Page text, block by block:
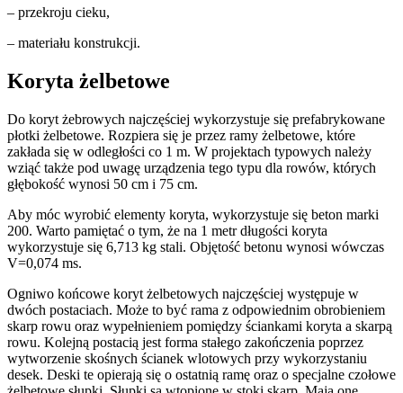
– przekroju cieku,
– materiału konstrukcji.
Koryta żelbetowe
Do koryt żebrowych najczęściej wykorzystuje się prefabrykowane
płotki żelbetowe. Rozpiera się je przez ramy żelbetowe, które
zakłada się w odległości co 1 m. W projektach typowych należy
wziąć także pod uwagę urządzenia tego typu dla rowów, których
głębokość wynosi 50 cm i 75 cm.
Aby móc wyrobić elementy koryta, wykorzystuje się beton marki
200. Warto pamiętać o tym, że na 1 metr długości koryta
wykorzystuje się 6,713 kg stali. Objętość betonu wynosi wówczas
V=0,074 ms.
Ogniwo końcowe koryt żelbetowych najczęściej występuje w
dwóch postaciach. Może to być rama z odpowiednim obrobieniem
skarp rowu oraz wypełnieniem pomiędzy ściankami koryta a skarpą
rowu. Kolejną postacią jest forma stałego zakończenia poprzez
wytworzenie skośnych ścianek wlotowych przy wykorzystaniu
desek. Deski te opierają się o ostatnią ramę oraz o specjalne czołowe